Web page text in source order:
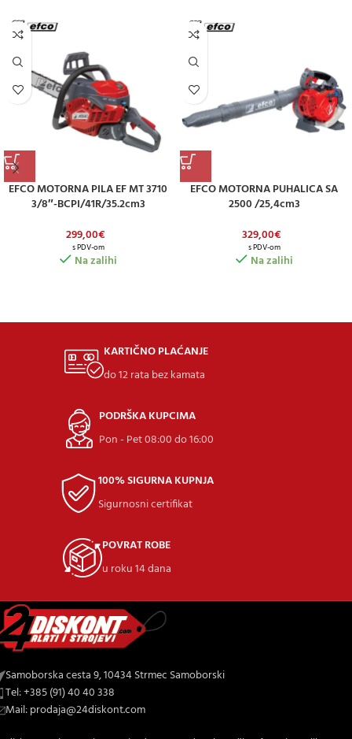
EFCO MOTORNA PILA EF MT 3710
3/8″-BCPI/41R/35.2cm3
299,00€
s PDV-om
Na zalihi
EFCO MOTORNA PUHALICA SA
2500 /25,4cm3
329,00€
s PDV-om
Na zalihi
KARTIČNO PLAĆANJE
do 12 rata bez kamata
PODRŠKA KUPCIMA
Pon - Pet 08:00 do 16:00
100% SIGURNA KUPNJA
Sigurnosni certifikat
POVRAT ROBE
u roku 14 dana
Samoborska cesta 9, 10434 Strmec Samoborski
Tel: +385 (91) 40 40 338
Mail: prodaja@24diskont.com